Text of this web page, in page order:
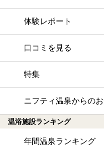
体験レポート
口コミを見る
特集
ニフティ温泉からの
温浴施設ランキング
年間温泉ランキング